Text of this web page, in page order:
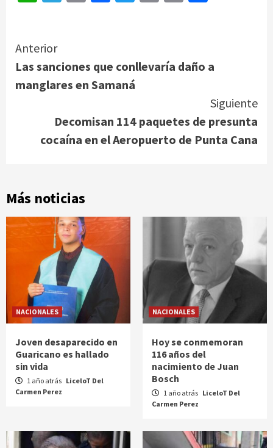
Continue
Reading
Anterior
Las sanciones que conllevaría daño a
manglares en Samaná
Siguiente
Decomisan 114 paquetes de presunta
cocaína en el Aeropuerto de Punta Cana
Más noticias
NACIONALES
Joven desaparecido en
Guaricano es hallado
sin vida
1 año atrás LiceloT Del
Carmen Perez
NACIONALES
Hoy se conmemoran
116 años del
nacimiento de Juan
Bosch
1 año atrás LiceloT Del
Carmen Perez